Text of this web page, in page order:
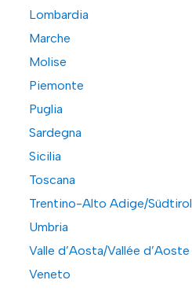
Lombardia
Marche
Molise
Piemonte
Puglia
Sardegna
Sicilia
Toscana
Trentino-Alto Adige/Südtirol
Umbria
Valle d’Aosta/Vallée d’Aoste
Veneto